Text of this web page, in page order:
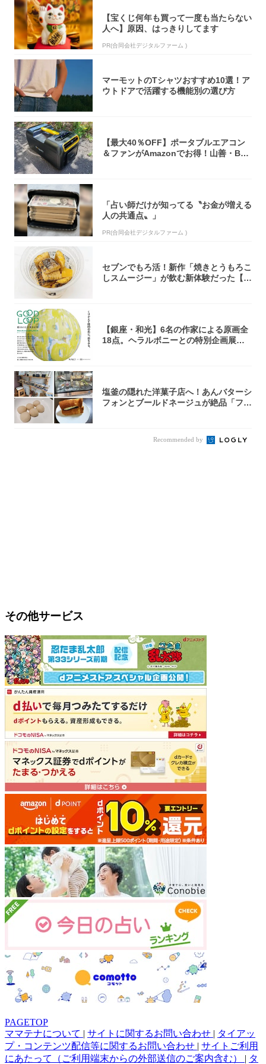
【宝くじ何年も買って一度も当たらない
人へ】原因、はっきりしてます
PR(合同会社デジタルファーム )
マーモットのTシャツおすすめ10選！ア
ウトドアで活躍する機能別の選び方
【最大40％OFF】ポータブルエアコン
＆ファンがAmazonでお得！山善・Bo
「占い師だけが知ってる〝お金が増える
人の共通点〟」
PR(合同会社デジタルファーム )
セブンでもろ活！新作「焼きとうもろこ
しスムージー」が飲む新体験だった【東
【銀座・和光】6名の作家による原画全
18点。ヘラルボニーとの特別企画展「G
塩釜の隠れた洋菓子店へ！あんバターシ
フォンとブールドネージュが絶品「フー
Recommended by
その他サービス
PAGETOP
ママテナについて | サイトに関するお問い合わせ | タイアッ
プ・コンテンツ配信等に関するお問い合わせ | サイトご利用
にあたって（ご利用端末からの外部送信のご案内含む） | タ